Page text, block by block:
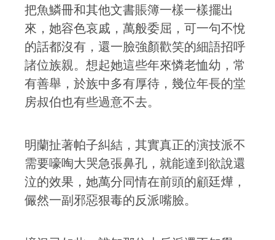
把魚鱗冊和其他文書賬簿一樣一樣擺出
來，她容色哀戚，萬般委屈，可一句不悅
的話都沒有，還一臉強顏歡笑的細語招呼
諸位族親。想起她這些年來憐老恤幼，常
有善舉，於族中多有厚待，幾位年長的堂
房叔伯也有些過意不去。
明蘭扯著帕子糾結，其實真正的演技派不
需要嚎啕大哭急張鼻孔，就能達到欲說還
泣的效果，她萬分同情在前頭的顧廷燁，
儼然一副邪惡狠毒的反派嘴臉。